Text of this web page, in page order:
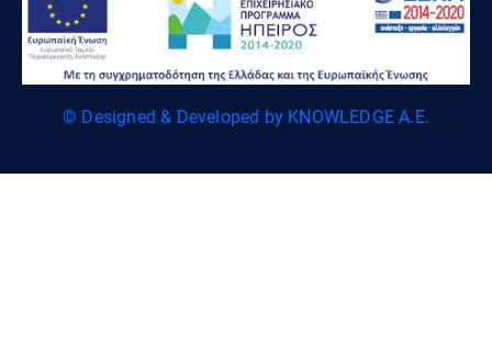
© Designed & Developed by KNOWLEDGE A.E.